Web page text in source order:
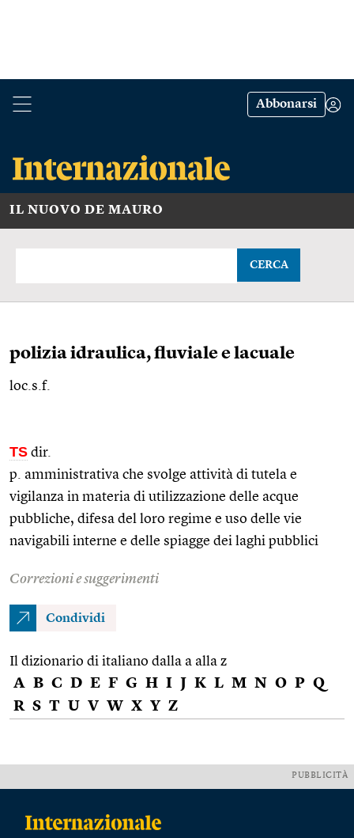
Abbonarsi
IL NUOVO DE MAURO
CERCA
polizia idraulica, fluviale e lacuale
loc.s.f.
TS dir.
p. amministrativa che svolge attività di tutela e
vigilanza in materia di utilizzazione delle acque
pubbliche, difesa del loro regime e uso delle vie
navigabili interne e delle spiagge dei laghi pubblici
Correzioni e suggerimenti
Condividi
Il dizionario di italiano dalla a alla z
A B C D E F G H I J K L M N O P Q
R S T U V W X Y Z
PUBBLICITÀ